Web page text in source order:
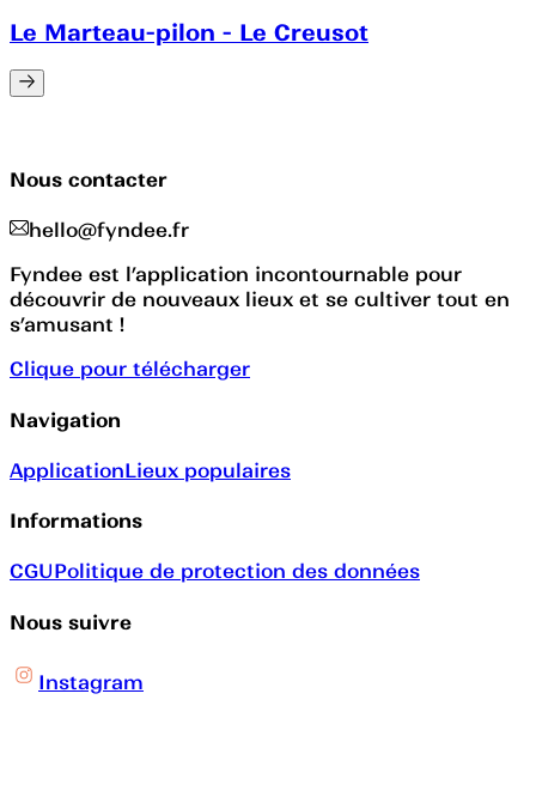
Le Marteau-pilon - Le Creusot
Nous contacter
hello@fyndee.fr
Fyndee est l’application incontournable pour
découvrir de nouveaux lieux et se cultiver tout en
s’amusant !
Clique pour télécharger
Navigation
ApplicationLieux populaires
Informations
CGUPolitique de protection des données
Nous suivre
Instagram